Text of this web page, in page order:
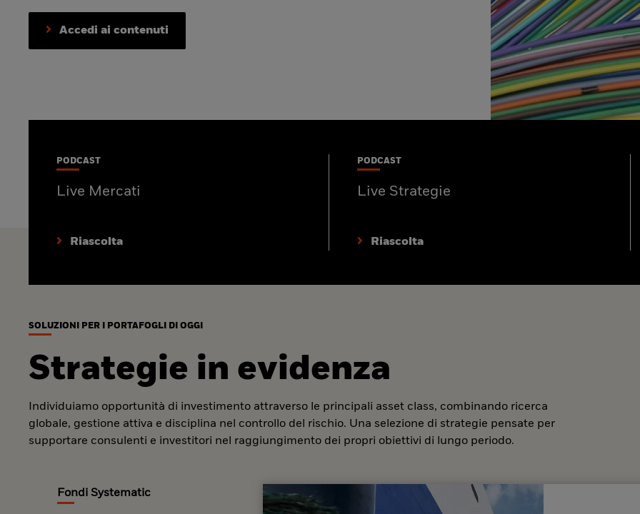
Accedi ai contenuti
PODCAST
Live Mercati
Riascolta
PODCAST
Live Strategie
Riascolta
SOLUZIONI PER I PORTAFOGLI DI OGGI
Strategie in evidenza
Individuiamo opportunità di investimento attraverso le principali asset class, combinando ricerca
globale, gestione attiva e disciplina nel controllo del rischio. Una selezione di strategie pensate per
supportare consulenti e investitori nel raggiungimento dei propri obiettivi di lungo periodo.
Fondi Systematic